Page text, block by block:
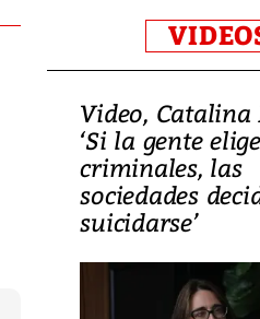
Video, Catalina
‘Si la gente elige
criminales, las
sociedades
suicidarse’